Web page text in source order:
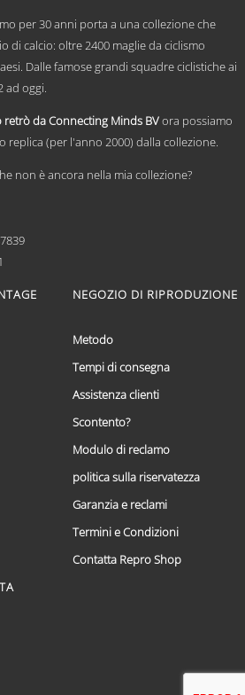
essere
nella
pagina
per 30 anni porta a una collezione che
di calcio: oltre 2400 maglie da ciclismo
Dalle famose grandi squadre ciclistiche ai
ad oggi.
retrò da Connecting Minds BVora possiamo
replica (per l'anno 2000) dalla collezione.
non è ancora nella mia collezione?
NEGOZIO DI RIPRODUZIONE
Metodo
Tempi di consegna
Assistenza clienti
Scontento?
Modulo di reclamo
politica sulla riservatezza
Garanzia e reclami
Termini e Condizioni
Contatta Repro Shop